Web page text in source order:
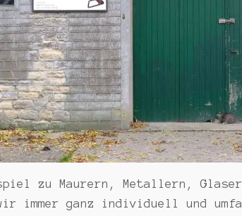
zu Maurern, Metallern,
immer ganz individuell und